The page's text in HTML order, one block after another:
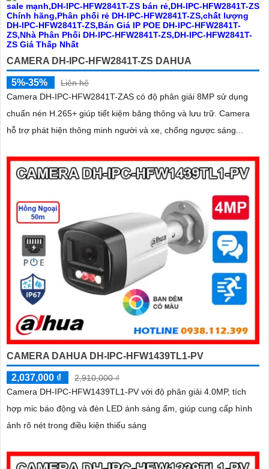
CAMERA DH-IPC-HFW2841T-ZS DAHUA
5%-35%
Liên hệ
Camera DH-IPC-HFW2841T-ZAS có độ phân giải 8MP sử dụng
chuẩn nén H.265+ giúp tiết kiệm băng thông và lưu trữ. Camera
hỗ trợ phát hiện thông minh người và xe, chống ngược sáng...
CAMERA DAHUA DH-IPC-HFW1439TL1-PV
2,037,000 ₫
2,910,000 ₫
Camera DH-IPC-HFW1439TL1-PV với độ phân giải 4.0MP, tích
hợp mic báo động và đèn LED ánh sáng ấm, giúp cung cấp hình
ảnh rõ nét trong điều kiện thiếu sáng